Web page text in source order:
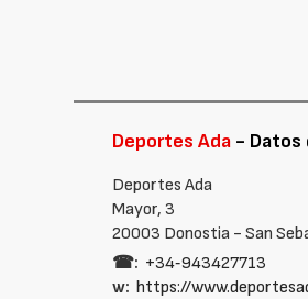
Deportes Ada - Datos
Deportes Ada
Mayor, 3
20003 Donostia - San
☎: +34‑943427713
w:https://